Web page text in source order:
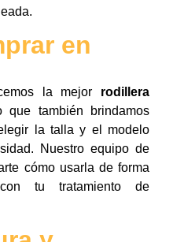
en
la mejor rodillera
que también brindamos
la talla y el modelo
Nuestro equipo de
cómo usarla de forma
tu tratamiento de